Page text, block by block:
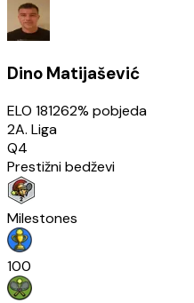
Dino Matijašević
ELO 181262% pobjeda
2A. Liga
Q4
Prestižni bedževi
Milestones
100